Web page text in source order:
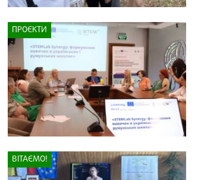
ПРОЄКТИ
ВІТАЄМО!